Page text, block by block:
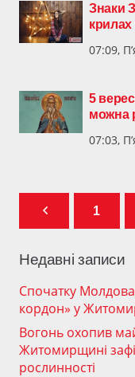
Знаки
07:09,
5
можна
07:03,
1
Недавні записи
Спочатку
кордон» у
Вогонь охопив
Житомирщині
рослинності